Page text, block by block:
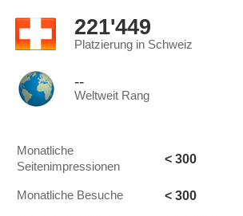
221'449
Platzierung in Schweiz
--
Weltweit Rang
Monatliche
Seitenimpressionen
< 300
Monatliche Besuche < 300